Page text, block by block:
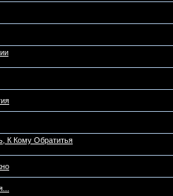
К Кому Обратитья